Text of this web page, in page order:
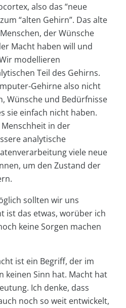
also das “neue
“alten Gehirn”. Das alte
der Wünsche
Macht haben will und
modellieren
Teil des Gehirns.
Gehirne also nicht
Wünsche und Bedürfnisse
sie einfach nicht haben.
in der
analytische
viele neue
um den Zustand der
sollten wir uns
ist das etwas, worüber ich
keine Sorgen machen
ist ein Begriff, der im
keinen Sinn hat. Macht hat
Ich denke, dass
noch so weit entwickelt,